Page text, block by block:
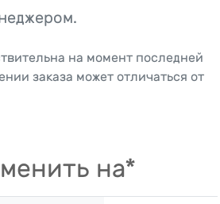
на момент последней
заказа может отличаться от
на*